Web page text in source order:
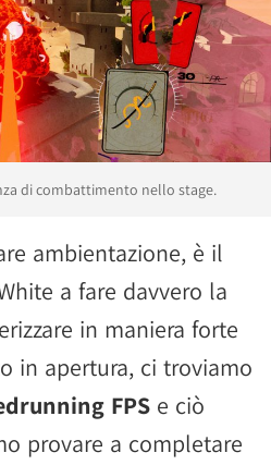
di combattimento nello stage.
ambientazione, è il
a fare davvero la
in maniera forte
in apertura, ci troviamo
FPS e ciò
provare a completare